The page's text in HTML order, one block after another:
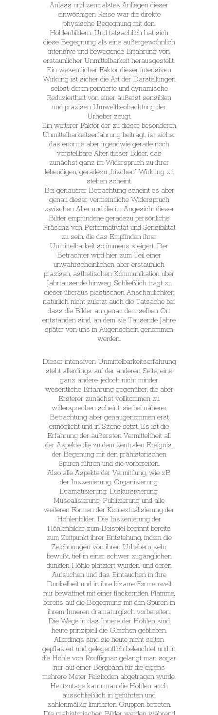
Anlass und zentralstes Anliegen dieser
einwöchigen Reise war die direkte
physische Begegnung mit den
Höhlenbildern. Und tatsächlich hat sich
diese Begegnung als eine außergewöhnlich
intensive und bewegende Erfahrung von
erstaunlicher Unmittelbarkeit herausgestellt.
Ein wesentlicher Faktor dieser intensiven
Wirkung ist sicher die Art der Darstellungen
selbst, deren pointierte und dynamische
Reduziertheit von einer äußerst sensiblen
und präzisen Umweltbeobachtung der
Urheber zeugt.
Ein weiterer Faktor der zu dieser besonderen
Unmittelbarkeitserfahrung beiträgt, ist sicher
das enorme aber irgendwie gerade noch
vorstellbare Alter dieser Bilder, das
zunächst ganz im Widerspruch zu ihrer
lebendigen, geradezu „frischen“ Wirkung zu
stehen scheint.
Bei genauerer Betrachtung scheint es aber
genau dieser vermeintliche Widerspruch
zwischen Alter und die im Angesicht dieser
Bilder empfundene geradezu persönliche
Präsenz von Performativität und Sensibilität
zu sein, die das Empfinden ihrer
Unmittelbarkeit so immens steigert. Der
Betrachter wird hier zum Teil einer
unwahrscheinlichen aber erstaunlich
präzisen, ästhetischen Kommunikation über
Jahrtausende hinweg. Schließlich trägt zu
dieser überaus plastischen Anschaulichkeit
natürlich nicht zuletzt auch die Tatsache bei,
dass die Bilder an genau dem selben Ort
entstanden sind, an dem sie Tausende Jahre
später von uns in Augenschein genommen
werden.
Dieser intensiven Unmittelbarkeitserfahrung
steht allerdings auf der anderen Seite, eine
ganz andere, jedoch nicht minder
wesentliche Erfahrung gegenüber, die aber
Ersterer zunächst vollkommen zu
widersprechen scheint, sie bei näherer
Betrachtung aber genaugenommen erst
ermöglicht und in Szene setzt. Es ist die
Erfahrung der äußersten Vermitteltheit all
der Aspekte die zu dem zentralen Ereignis,
der Begenung mit den prähistorischen
Spuren führen und sie vorbereiten.
Also alle Aspekte der Vermittlung, wie zB
der Inszenierung, Organisierung,
Dramatisierung, Diskursivierung,
Musealisierung, Publizierung und alle
weiteren Formen der Kontextualisierung der
Höhlenbilder. Die Inszenierung der
Höhlenbilder zum Beispiel beginnt bereits
zum Zeitpunkt ihrer Entstehung, indem die
Zeichnungen von ihren Urhebern sehr
bewußt, tief in einer schwer zugänglichen
dunklen Höhle platziert wurden, und deren
Aufsuchen und das Eintauchen in ihre
Dunkelheit und in ihre bizarre Formenwelt
nur bewaffnet mit einer flackernden Flamme,
bereits auf die Begegnung mit den Spuren in
ihrem Inneren dramaturgisch vorbereiten.
Die Wege in das Innere der Höhlen sind
heute prinzipiell die Gleichen geblieben.
Allerdings sind sie heute nicht selten
gepflastert und gelegentlich beleuchtet und in
die Höhle von Rouffignac gelangt man sogar
nur auf einer Bergbahn für die eigens
mehrere Meter Felsboden abgetragen wurde.
Heutzutage kann man die Höhlen auch
ausschließlich in geführten und
zahlenmäßig limitierten Gruppen betreten.